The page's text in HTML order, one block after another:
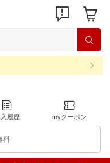
履歴 myクーポン
料